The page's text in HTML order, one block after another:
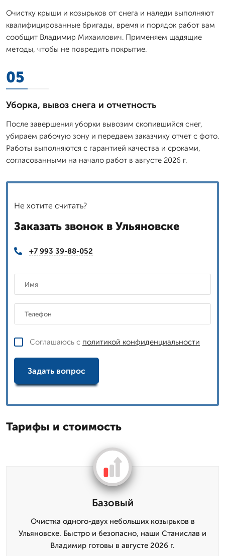
Очистку крыши и козырьков от снега и наледи выполняют
квалифицированные бригады, время и порядок работ вам
сообщит Владимир Михаилович. Применяем щадящие
методы, чтобы не повредить покрытие.
05
Уборка, вывоз снега и отчетность
После завершения уборки вывозим скопившийся снег,
убираем рабочую зону и передаем заказчику отчет с фото.
Работы выполняются с гарантией качества и сроками,
согласованными на начало работ в августе 2026 г.
Не хотите считать?
Заказать звонок в Ульяновске
+7 993 39-88-052
Соглашаюсь с политикой конфиденциальности
Задать вопрос
Тарифы и стоимость
Базовый
Очистка одного-двух небольших козырьков в
Ульяновске. Быстро и безопасно, наши Станислав и
Владимир готовы в августе 2026 г.